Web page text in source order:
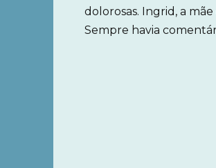
dolorosas. Ingrid, a
Sempre havia